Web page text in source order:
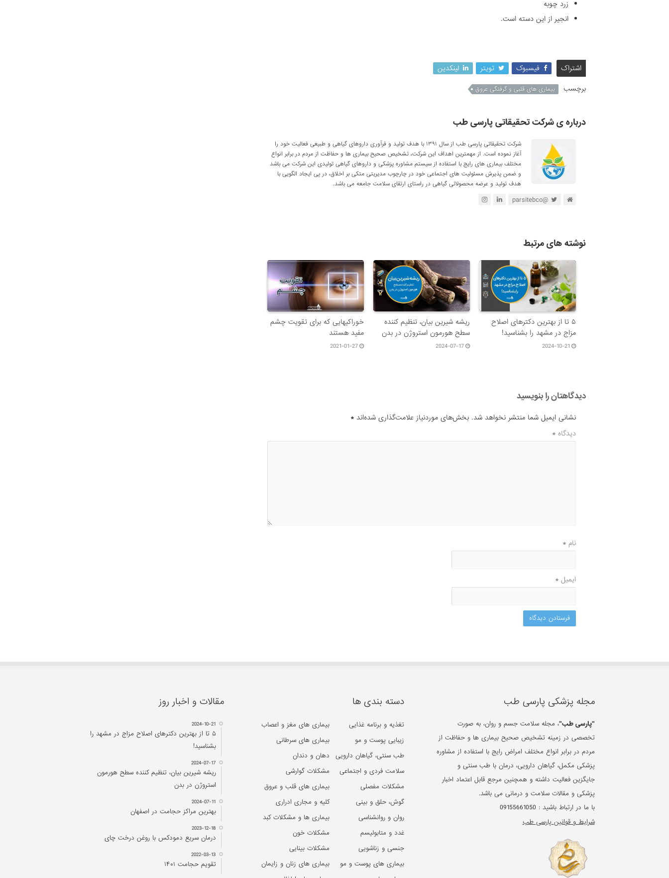
زرد چوبه
انجیر از این دسته است.
اشتراک فیسبوک تویتر
لینکدین
برچسب
بیماری های قلبی و گرفتگی عروق
درباره ی شرکت تحقیقاتی پارسی طب
شرکت تحقیقاتی پارسی طب از سال ۱۳۹۱ با هدف تولید و فرآوری داروهای گیاهی و طبیعی فعالیت خود را
آغاز نموده است. از مهمترین اهداف این شرکت، تشخیص صحیح بیماری ها و حفاظت از مردم در برابر انواع
مختلف بیماری های رایج با استفاده از سیستم مشاوره پزشکی و داروهای گیاهی تولیدی این شرکت می باشد
و ضمن پذیرش مسئولیت های اجتماعی خود در چارچوب مدیریتی متکی بر اخلاق، در پی ایجاد الگویی با
هدف تولید و عرضه محصولاتی گیاهی در راستای ارتقای سلامت جامعه می باشد.
@parsitebco
نوشته های مرتبط
۵ تا از بهترین دکتر‌های اصلاح
مزاج در مشهد را بشناسید!
2024-10-21
ریشه شیرین بیان، تنظیم کننده
سطح هورمون استروژن در بدن
2024-07-17
خوراکیهایی که برای تقویت چشم
مفید هستند
2021-01-27
دیدگاهتان را بنویسید
نشانی ایمیل شما منتشر نخواهد شد. بخش‌های موردنیاز علامت‌گذاری شده‌اند *
دیدگاه *
نام *
ایمیل *
مجله پزشکی پارسی طب
"پارسی طب"، مجله سلامت جسم و روان، به صورت
تخصصی در زمینه تشخیص صحیح بیماری ها و حفاظت از
مردم در برابر انواع مختلف امراض رایج با استفاده از مشاوره
پزشکی مکمل، گیاهان دارویی، درمان با طب سنتی و
جایگزین فعالیت داشته و همچنین مرجع قابل اعتماد اخبار
پزشکی و مقالات سلامت و درمانی می باشد.
با ما در ارتباط باشید : 09155661050
شرایط و قوانین پارسی طب
دسته بندی ها
تغذیه و برنامه غذایی
زیبایی پوست و مو
طب سنتی، گیاهان دارویی
سلامت فردی و اجتماعی
مشکلات مفصلی
گوش، حلق و بینی
روان و روانشناسی
غدد و متابولیسم
جنسی و زناشویی
بیماری های پوست و مو
بیماری های مغز و اعصاب
بیماری های سرطانی
دهان و دندان
مشکلات گوارشی
بیماری های قلب و عروق
کلیه و مجاری ادراری
بیماری ها و مشکلات کبد
مشکلات خون
مشکلات بینایی
بیماری های زنان و زایمان
مقالات و اخبار روز
2024-10-21
۵ تا از بهترین دکتر‌های اصلاح مزاج در مشهد را
بشناسید!
2024-07-17
ریشه شیرین بیان، تنظیم کننده سطح هورمون
استروژن در بدن
2024-07-11
بهترین مراکز حجامت در اصفهان
2023-12-18
درمان سریع دمودکس با روغن درخت چای
2022-03-13
تقویم حجامت ۱۴۰۱